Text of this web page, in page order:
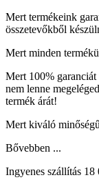
Mert termékeink
összetevőkből
Mert minden
Mert 100%
nem lenne
termék árát!
Mert kiváló
Bővebben ...
Ingyenes szállítás 18